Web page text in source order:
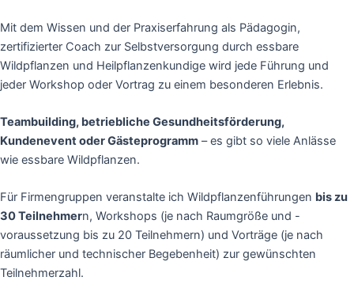
Mit dem Wissen und der Praxiserfahrung als Pädagogin,
zertifizierter Coach zur Selbstversorgung durch essbare
Wildpflanzen und Heilpflanzenkundige wird jede Führung und
jeder Workshop oder Vortrag zu einem besonderen Erlebnis.
Teambuilding, betriebliche Gesundheitsförderung,
Kundenevent oder Gästeprogramm – es gibt so viele Anlässe
wie essbare Wildpflanzen.
Für Firmengruppen veranstalte ich Wildpflanzenführungen bis zu
30 Teilnehmern, Workshops (je nach Raumgröße und -
voraussetzung bis zu 20 Teilnehmern) und Vorträge (je nach
räumlicher und technischer Begebenheit) zur gewünschten
Teilnehmerzahl.